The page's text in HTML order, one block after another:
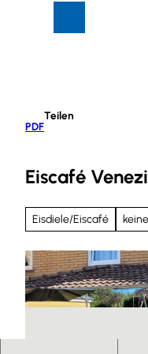
PDF
Teilen
Eiscafé
Eisdiele/Eiscafé